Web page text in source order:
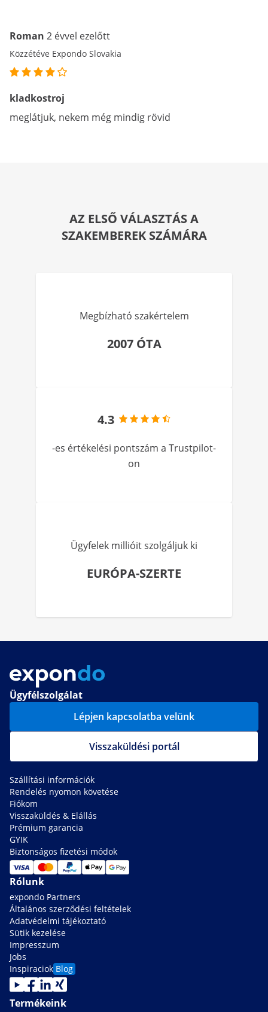
Roman 2 évvel ezelőtt
Közzétéve Expondo Slovakia
kladkostroj
meglátjuk, nekem még mindig rövid
AZ ELSŐ VÁLASZTÁS A
SZAKEMBEREK SZÁMÁRA
Megbízható szakértelem
2007 ÓTA
4.3
-es értékelési pontszám a Trustpilot-
on
Ügyfelek millióit szolgáljuk ki
EURÓPA-SZERTE
Ügyfélszolgálat
Lépjen kapcsolatba velünk
Visszaküldési portál
Szállítási információk
Rendelés nyomon követése
Fiókom
Visszaküldés & Elállás
Prémium garancia
GYIK
Biztonságos fizetési módok
Rólunk
expondo Partners
Általános szerződési feltételek
Adatvédelmi tájékoztató
Sütik kezelése
Impresszum
Jobs
Inspiraciok Blog
Termékeink